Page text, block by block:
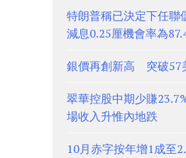
特朗普稱已決定下任
減息0.25厘機會率為
銀價再創新高 突破57
翠華控股中期少賺
場收入升惟內地跌
10月赤字按年增1成至